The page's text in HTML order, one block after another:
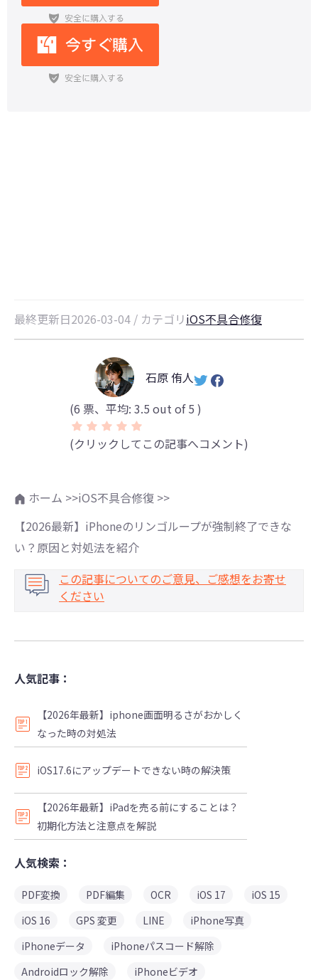
最終更新日2026-03-04 / カテゴリiOS不具合修復
石原 侑人
(6 票、平均: 3.5 out of 5 )
(クリックしてこの記事へコメント)
ホーム >>iOS不具合修復 >>
【2026最新】iPhoneのリンゴループが強制終了できな
い？原因と対処法を紹介
この記事についてのご意見、ご感想をお寄せ
ください
人気記事：
【2026年最新】iphone画面明るさがおかしく
なった時の対処法
iOS17.6にアップデートできない時の解決策
【2026年最新】iPadを売る前にすることは？
初期化方法と注意点を解説
人気検索：
PDF変換 PDF編集 OCR iOS 17
iOS 15
iOS 16
GPS 変更 LINE
iPhone写真
iPhoneデータ
iPhoneパスコード解除
Androidロック解除
iPhoneビデオ